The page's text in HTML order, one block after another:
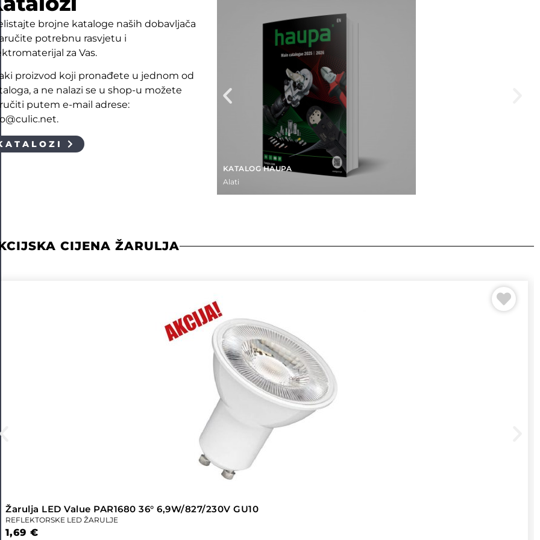
brojne kataloge naših dobavljača
potrebnu rasvjetu i
za Vas.
proizvod koji pronađete u jednom od
a ne nalazi se u shop-u možete
putem e-mail adrese:
KATALOG HAUPA
Alati
CIJENA ŽARULJA
Žarulja LED Value PAR1680 36° 6,9W/827/230V GU10
REFLEKTORSKE LED ŽARULJE
1,69€